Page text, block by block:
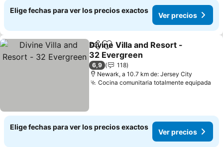
Elige fechas para ver los precios exactos
Ver precios
CompartirAgregar a favoritos
Divine Villa and Resort -
32 Evergreen
6,9
118
Newark, a 10.7 km de: Jersey City
Cocina comunitaria totalmente equipada
Elige fechas para ver los precios exactos
Ver precios